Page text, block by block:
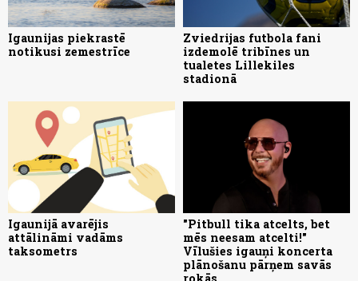
Igaunijas piekrastē
notikusi zemestrīce
Zviedrijas futbola fani
izdemolē tribīnes un
tualetes Lillekiles
stadionā
Igaunijā avarējis
attālināmi vadāms
taksometrs
"Pitbull tika atcelts, bet
mēs neesam atcelti!"
Vīlušies igauņi koncerta
plānošanu pārņem savās
rokās